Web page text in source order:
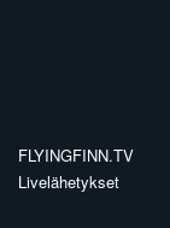
FLYINGFINN.TV
Livelähetykset